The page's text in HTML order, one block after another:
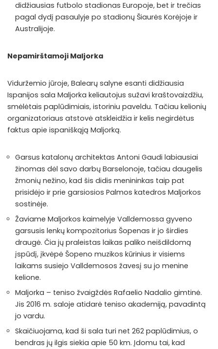
didžiausias futbolo stadionas Europoje, bet ir trečias
pagal dydį pasaulyje po stadionų Šiaurės Korėjoje ir
Australijoje.
Nepamirštamoji Maljorka
Viduržemio jūroje, Balearų salyne esanti didžiausia
Ispanijos sala Maljorka keliautojus sužavi kraštovaizdžiu,
smėlėtais paplūdimiais, istoriniu paveldu. Tačiau kelionių
organizatoriaus atstovė atskleidžia ir kelis negirdėtus
faktus apie ispaniškąją Maljorką.
Garsus katalonų architektas Antoni Gaudi labiausiai
žinomas dėl savo darbų Barselonoje, tačiau daugelis
žmonių nežino, kad šis didis menininkas taip pat
prisidėjo ir prie garsiosios Palmos katedros Maljorkos
sostinėje.
Žaviame Maljorkos kaimelyje Valldemossa gyveno
garsusis lenkų kompozitorius Šopenas ir jo širdies
draugė. Čia jų praleistas laikas paliko neišdildomą
įspūdį, įkvėpė Šopeno muzikos kūrinius ir visiems
laikams susiejo Valldemosos žavesį su jo menine
kelione.
Maljorka – teniso žvaigždės Rafaelio Nadalio gimtinė.
Jis 2016 m. saloje atidarė teniso akademiją, pavadintą
jo vardu.
Skaičiuojama, kad ši sala turi net 262 paplūdimius, o
bendras jų ilgis siekia apie 50 km. Įdomu tai, kad